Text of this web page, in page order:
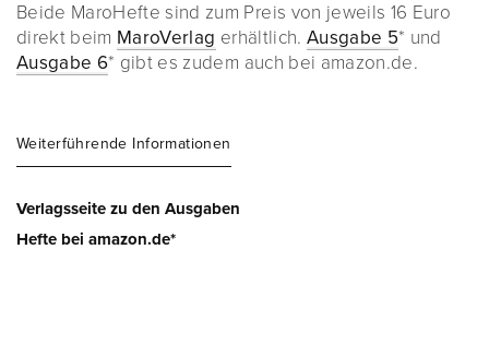
Beide MaroHefte sind zum Preis von jeweils 16 Euro
direkt beim MaroVerlag erhältlich. Ausgabe 5* und
Ausgabe 6* gibt es zudem auch bei amazon.de.
Weiterführende Informationen
Verlagsseite zu den Ausgaben
Hefte bei amazon.de*